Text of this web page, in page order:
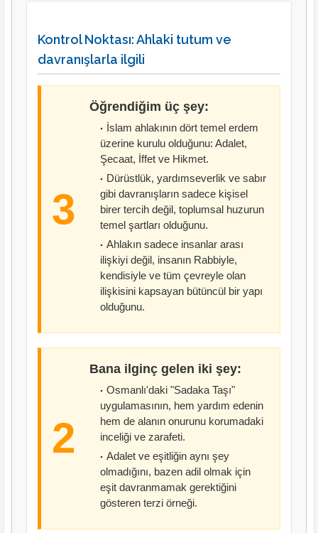
Kontrol Noktası: Ahlaki tutum ve
davranışlarla ilgili
3
Öğrendiğim üç şey:
İslam ahlakının dört temel erdem
üzerine kurulu olduğunu: Adalet,
Şecaat, İffet ve Hikmet.
Dürüstlük, yardımseverlik ve sabır
gibi davranışların sadece kişisel
birer tercih değil, toplumsal huzurun
temel şartları olduğunu.
Ahlakın sadece insanlar arası
ilişkiyi değil, insanın Rabbiyle,
kendisiyle ve tüm çevreyle olan
ilişkisini kapsayan bütüncül bir yapı
olduğunu.
2
Bana ilginç gelen iki şey:
Osmanlı'daki "Sadaka Taşı"
uygulamasının, hem yardım edenin
hem de alanın onurunu korumadaki
inceliği ve zarafeti.
Adalet ve eşitliğin aynı şey
olmadığını, bazen adil olmak için
eşit davranmamak gerektiğini
gösteren terzi örneği.